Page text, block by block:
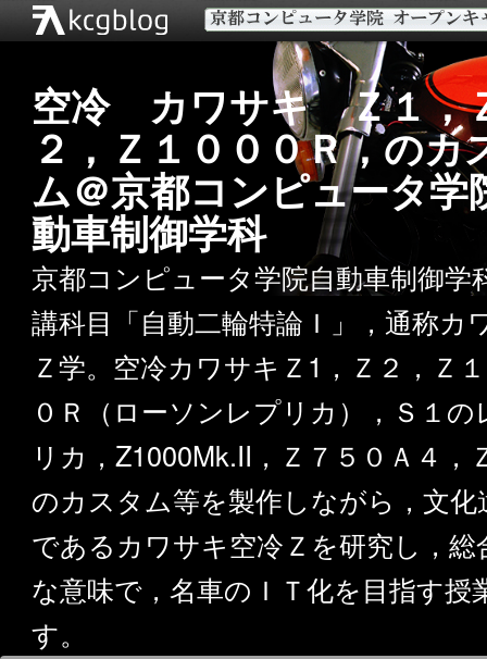
空冷 カワサキ Ｚ１，
２，Ｚ１０００Ｒ，のカ
ム＠京都コンピュータ学
動車制御学科
京都コンピュータ学院自動車制御学
講科目「自動二輪特論Ｉ」，通称カ
Ｚ学。空冷カワサキＺ1，Ｚ２，Ｚ
０Ｒ（ローソンレプリカ），Ｓ１の
リカ，Z1000Mk.II，Ｚ７５０Ａ４，
のカスタム等を製作しながら，文化
であるカワサキ空冷Ｚを研究し，総
な意味で，名車のＩＴ化を目指す授
す。